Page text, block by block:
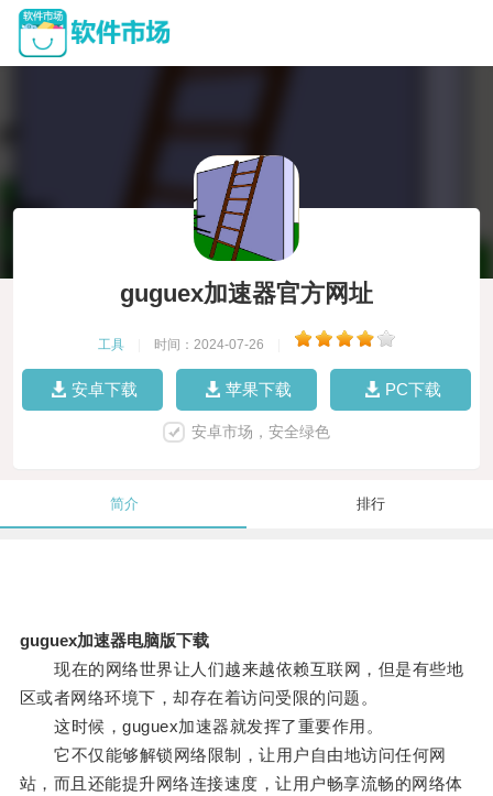
guguex加速器官方网址
工具 时间：2024-07-26
安卓下载 苹果下载 PC下载
安卓市场，安全绿色
简介 排行
guguex加速器电脑版下载
现在的网络世界让人们越来越依赖互联网，但是有些地
区或者网络环境下，却存在着访问受限的问题。
这时候，guguex加速器就发挥了重要作用。
它不仅能够解锁网络限制，让用户自由地访问任何网
站，而且还能提升网络连接速度，让用户畅享流畅的网络体